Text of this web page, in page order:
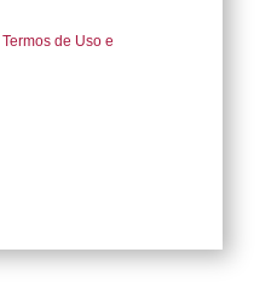
Termos de Uso e